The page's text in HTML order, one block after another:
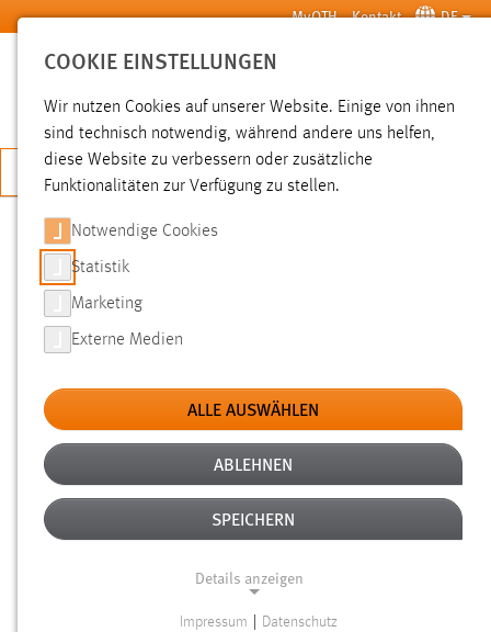
Zum Hauptinhalt springen MyOTH Kontakt DE
SUCHE
JETZT BEWERBEN
SUCHE
FILTER
Typ
Erstellungsdatum
Alter
COOKIE EINSTELLUNGEN
Wir nutzen Cookies auf unserer Website. Einige von ihnen
sind technisch notwendig, während andere uns helfen,
diese Website zu verbessern oder zusätzliche
Funktionalitäten zur Verfügung zu stellen.
Notwendige Cookies
Statistik
Marketing
Externe Medien
ALLE AUSWÄHLEN
ABLEHNEN
SPEICHERN
Details anzeigen
Impressum Datenschutz